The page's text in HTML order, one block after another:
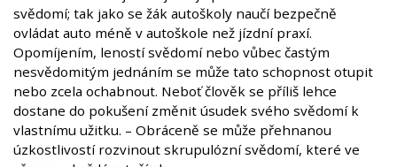
svědomí; tak jako se žák autoškoly naučí bezpečně
ovládat auto méně v autoškole než jízdní praxí.
Opomíjením, leností svědomí nebo vůbec častým
nesvědomitým jednáním se může tato schopnost otupit
nebo zcela ochabnout. Neboť člověk se příliš lehce
dostane do pokušení změnit úsudek svého svědomí k
vlastnímu užitku. – Obráceně se může přehnanou
úzkostlivostí rozvinout skrupulózní svědomí, které ve